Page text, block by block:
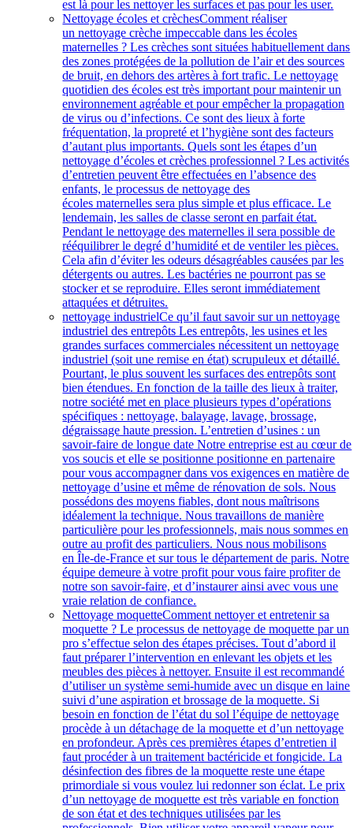
est là pour les nettoyer les surfaces et pas pour les user.
Nettoyage écoles et crèchesComment réaliser
un nettoyage crèche impeccable dans les écoles
maternelles ? Les crèches sont situées habituellement dans
des zones protégées de la pollution de l’air et des sources
de bruit, en dehors des artères à fort trafic. Le nettoyage
quotidien des écoles est très important pour maintenir un
environnement agréable et pour empêcher la propagation
de virus ou d’infections. Ce sont des lieux à forte
fréquentation, la propreté et l’hygiène sont des facteurs
d’autant plus importants. Quels sont les étapes d’un
nettoyage d’écoles et crèches professionnel ? Les activités
d’entretien peuvent être effectuées en l’absence des
enfants, le processus de nettoyage des
écoles maternelles sera plus simple et plus efficace. Le
lendemain, les salles de classe seront en parfait état.
Pendant le nettoyage des maternelles il sera possible de
rééquilibrer le degré d’humidité et de ventiler les pièces.
Cela afin d’éviter les odeurs désagréables causées par les
détergents ou autres. Les bactéries ne pourront pas se
stocker et se reproduire. Elles seront immédiatement
attaquées et détruites.
nettoyage industrielCe qu’il faut savoir sur un nettoyage
industriel des entrepôts Les entrepôts, les usines et les
grandes surfaces commerciales nécessitent un nettoyage
industriel (soit une remise en état) scrupuleux et détaillé.
Pourtant, le plus souvent les surfaces des entrepôts sont
bien étendues. En fonction de la taille des lieux à traiter,
notre société met en place plusieurs types d’opérations
spécifiques : nettoyage, balayage, lavage, brossage,
dégraissage haute pression. L’entretien d’usines : un
savoir-faire de longue date Notre entreprise est au cœur de
vos soucis et elle se positionne positionne en partenaire
pour vous accompagner dans vos exigences en matière de
nettoyage d’usine et même de rénovation de sols. Nous
possédons des moyens fiables, dont nous maîtrisons
idéalement la technique. Nous travaillons de manière
particulière pour les professionnels, mais nous sommes en
outre au profit des particuliers. Nous nous mobilisons
en Île-de-France et sur tous le département de paris. Notre
équipe demeure à votre profit pour vous faire profiter de
notre son savoir-faire, et d’instaurer ainsi avec vous une
vraie relation de confiance.
Nettoyage moquetteComment nettoyer et entretenir sa
moquette ? Le processus de nettoyage de moquette par un
pro s’effectue selon des étapes précises. Tout d’abord il
faut préparer l’intervention en enlevant les objets et les
meubles des pièces à nettoyer. Ensuite il est recommandé
d’utiliser un système semi-humide avec un disque en laine
suivi d’une aspiration et brossage de la moquette. Si
besoin en fonction de l’état du sol l’équipe de nettoyage
procède à un détachage de la moquette et d’un nettoyage
en profondeur. Après ces premières étapes d’entretien il
faut procéder à un traitement bactéricide et fongicide. La
désinfection des fibres de la moquette reste une étape
primordiale si vous voulez lui redonner son éclat. Le prix
d’un nettoyage de moquette est très variable en fonction
de son état et des techniques utilisées par les